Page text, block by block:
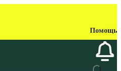
Помощь